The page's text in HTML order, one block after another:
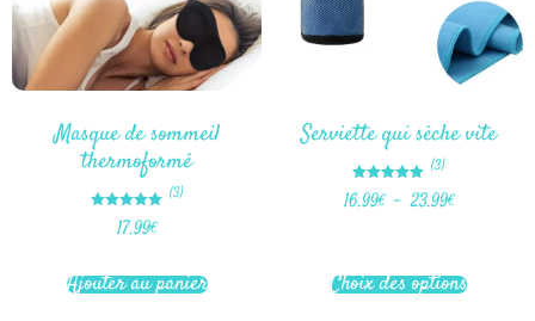
Masque de sommeil
thermoformé
Note
5.00
(3)
17.99€
Ajouter au panier
Serviette qui sèche vite
Note
5.00
(3)
16.99€ – 23.99€
Choix des options